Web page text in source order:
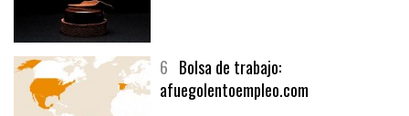
6Bolsa de trabajo: